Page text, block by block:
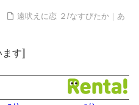
遠吠えに恋 ２/なすびたか｜あ
す〛